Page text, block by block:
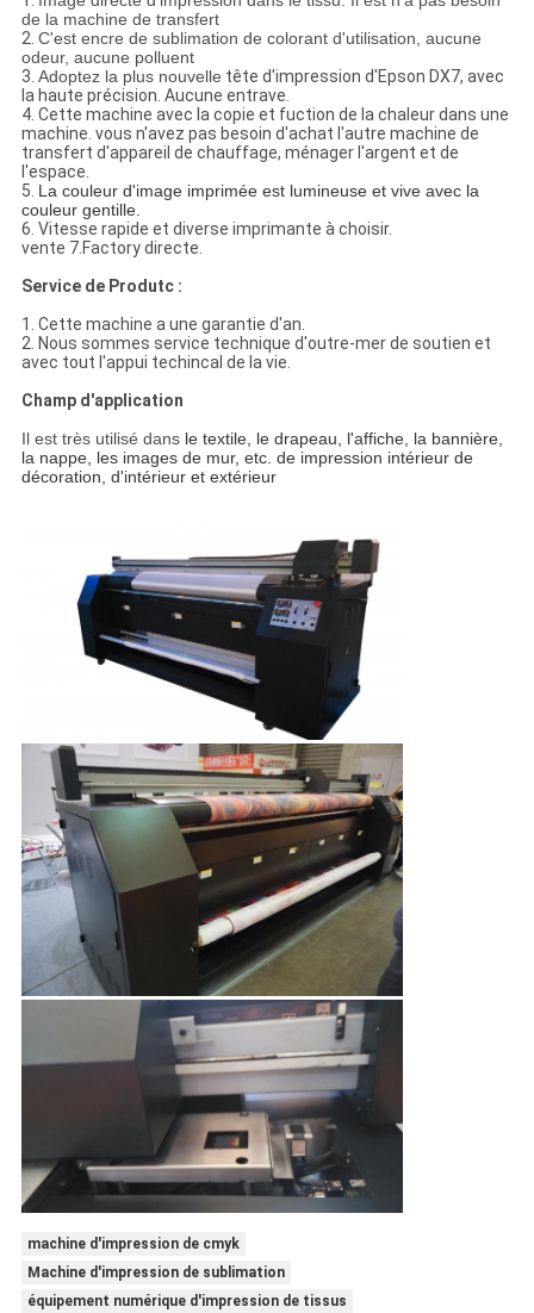
de la machine de transfert
2. C'est encre de sublimation de colorant d'utilisation, aucune
odeur, aucune polluent
3. Adoptez la plus nouvelle tête d'impression d'Epson DX7, avec
la haute précision. Aucune entrave.
4. Cette machine avec la copie et fuction de la chaleur dans une
machine. vous n'avez pas besoin d'achat l'autre machine de
transfert d'appareil de chauffage, ménager l'argent et de
l'espace.
5. La couleur d'image imprimée est lumineuse et vive avec la
couleur gentille.
6. Vitesse rapide et diverse imprimante à choisir.
vente 7.Factory directe.
Service de Produtc :
1. Cette machine a une garantie d'an.
2. Nous sommes service technique d'outre-mer de soutien et
avec tout l'appui techincal de la vie.
Champ d'application
Il est très utilisé dans le textile, le drapeau, l'affiche, la bannière,
la nappe, les images de mur, etc. de impression intérieur de
décoration, d'intérieur et extérieur
machine d'impression de cmyk
Machine d'impression de sublimation
équipement numérique d'impression de tissus